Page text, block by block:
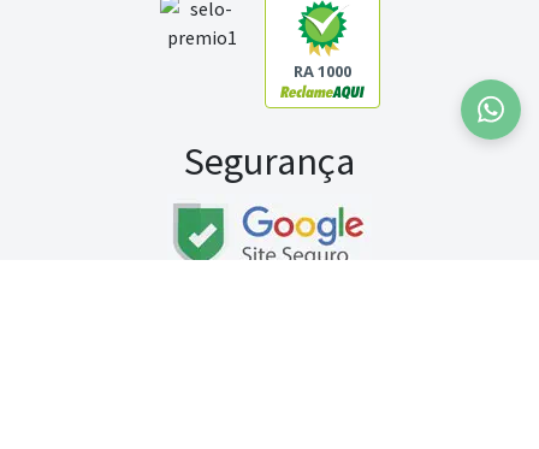
RA 1000
Segurança